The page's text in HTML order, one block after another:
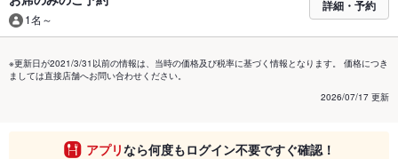
1名～
詳細・予約
※更新日が2021/3/31以前の情報は、当時の価格及び税率に基づく情報となります。 価格につき
ましては直接店舗へお問い合わせください。
2026/07/17 更新
アプリなら何度もログイン不要ですぐ確認！